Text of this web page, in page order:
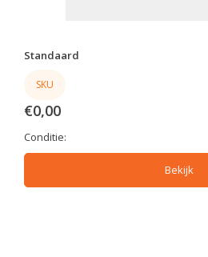
Standaard
SKU
€0,00
Conditie:
Bekijk